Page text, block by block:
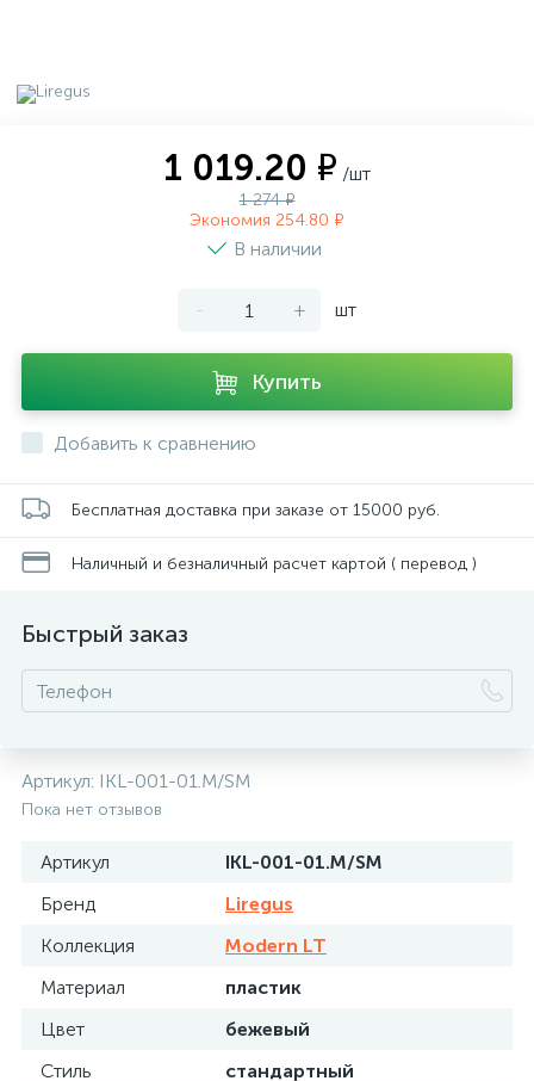
1 019.20 ₽ /шт
1 274 ₽
Экономия 254.80 ₽
В наличии
- + шт
Купить
Добавить к сравнению
Бесплатная доставка при заказе от 15000 руб.
Наличный и безналичный расчет картой ( перевод )
Быстрый заказ
Артикул: IKL-001-01.M/SM
Пока нет отзывов
Артикул
IKL-001-01.M/SM
Бренд
Liregus
Коллекция
Modern LT
Материал
пластик
Цвет
бежевый
Стиль
стандартный